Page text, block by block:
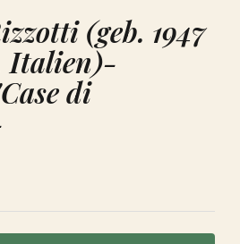
(geb. 1947
Italien)-
di